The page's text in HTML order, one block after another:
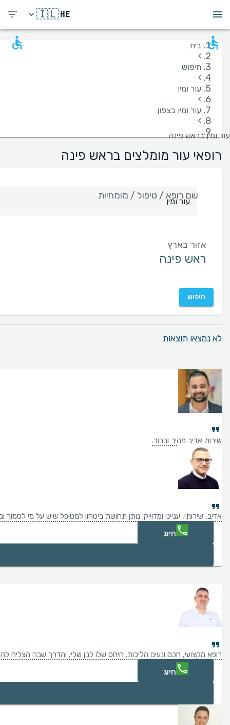
HE
🇮🇱
בית
›
חיפוש
›
עור ומין
›
עור ומין בצפון
›
עור ומין בראש פינה
רופאי עור מומלצים בראש פינה
שם רופא / טיפול / מומחיות
אזור בארץ
חיפוש
לא נמצאו תוצאות
שירות אדיב מהיר וברור.
אדיב, שירותי, ענייני ומדוייק. נותן תחושת ביטחון למטופל שיש על מי
חיוג
רופא מקצועי, חכם ונעים הליכות. היחס שלו לבן שלי, והדרך שבה הצליח
חיוג